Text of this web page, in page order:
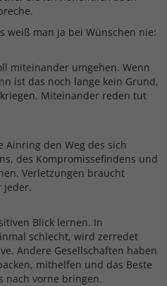
weiß man ja bei Wünschen nie:
miteinander umgehen. Wenn
ist das noch lange kein Grund,
Miteinander reden tut
Ainring den Weg des sich
des Kompromissefindens und
Verletzungen braucht
jeder.
Blick lernen. In
schlecht, wird zerredet
Andere Gesellschaften haben
mithelfen und das Beste
nach vorne bringen.